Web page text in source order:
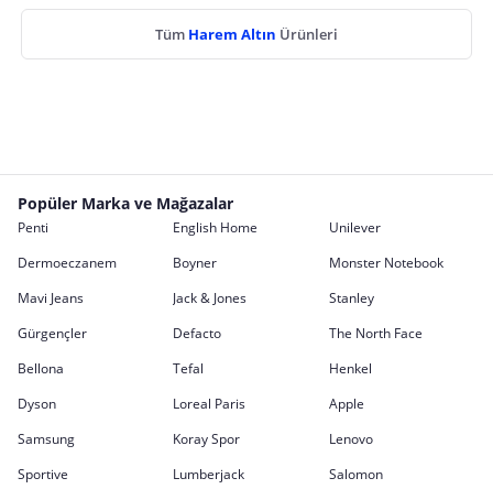
Tüm Harem Altın Ürünleri
Popüler Marka ve Mağazalar
Penti English Home
Unilever
Dermoeczanem
Boyner
Monster Notebook
Mavi Jeans
Jack & Jones
Stanley
Gürgençler
Defacto
The North Face
Bellona
Tefal
Henkel
Dyson
Loreal Paris
Apple
Samsung
Koray Spor
Lenovo
Sportive
Lumberjack Salomon